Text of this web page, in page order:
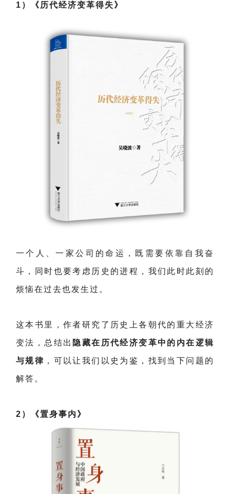
1）《历代经济变革得失》
一个人、一家公司的命运，既需要依靠自我奋
斗，同时也要考虑历史的进程，我们此时此刻的
烦恼在过去也发生过。
这本书里，作者研究了历史上各朝代的重大经济
变法，总结出 隐藏在历代经济变革中的内在逻辑
与规律 ，可以让我们以史为鉴，找到当下问题的
解答。
2）《置身事内》